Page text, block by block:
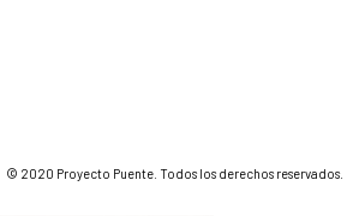
© 2020 Proyecto Puente. Todos los derechos reservados.